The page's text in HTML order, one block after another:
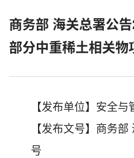
商务部 海关总署公
部分中重稀土相关
【发布单位】安全与
【发布文号】商务
号